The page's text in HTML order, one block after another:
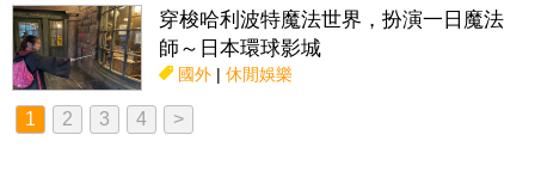
穿梭哈利波特魔法世界，扮演一日魔法
師～日本環球影城
國外| 休閒娛樂
1 2 3 4 >